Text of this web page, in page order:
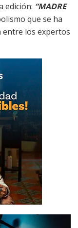
edición: “MADRE
que se ha
entre los expertos